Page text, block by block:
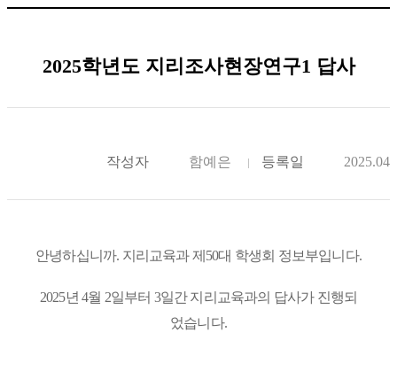
2025학년도 지리조사현장연구1 답사
작성자 함예은 등록일
안녕하십니까. 지리교육과 제50대 학생회 정보부입니다.
2025년 4월 2일부터 3일간 지리교육과의 답사가 진행되
었습니다.